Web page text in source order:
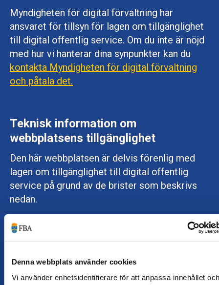
Denna webbplats använder cookies
Vi använder enhetsidentifierare för att anpassa innehållet och
Myndigheten för digital förvaltning har
ansvaret för tillsyn för lagen om tillgänglighet
till digital offentlig service. Om du inte är nöjd
med hur vi hanterar dina synpunkter kan du
kontakta Myndigheten för digital förvaltning
och påtala det.
Teknisk information om
webbplatsens tillgänglighet
Den här webbplatsen är delvis förenlig med
lagen om tillgänglighet till digital offentlig
service på grund av de brister som beskrivs
nedan.
Bilder saknar för närvarande alt-text på
engelska.
rubrik- eller tabellstruktur och saknar
taggar.